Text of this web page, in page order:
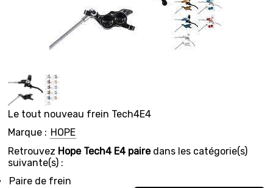
Le tout nouveau frein Tech4E4
Marque : HOPE
Retrouvez Hope Tech4 E4 pairedans les catégorie(s)
suivante(s) :
Paire de frein